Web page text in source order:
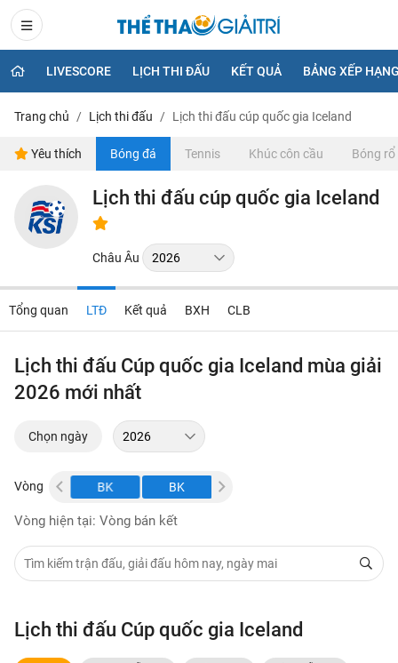
LIVESCORE LỊCH THI ĐẤU KẾT QUẢ BẢNG XẾP
Trang chủ Lịch thi đấu Lịch thi đấu cúp quốc gia Iceland
Yêu thích Bóng đá Tennis Khúc côn cầu Bóng rổ
Lịch thi đấu cúp quốc gia Iceland
Châu Âu
Tổng quan LTĐ Kết quả BXH CLB
Lịch thi đấu Cúp quốc gia Iceland mùa giải
2026 mới nhất
Chọn ngày
Vòng
BK BK BK
Vòng hiện tại: Vòng bán kết
Lịch thi đấu Cúp quốc gia Iceland